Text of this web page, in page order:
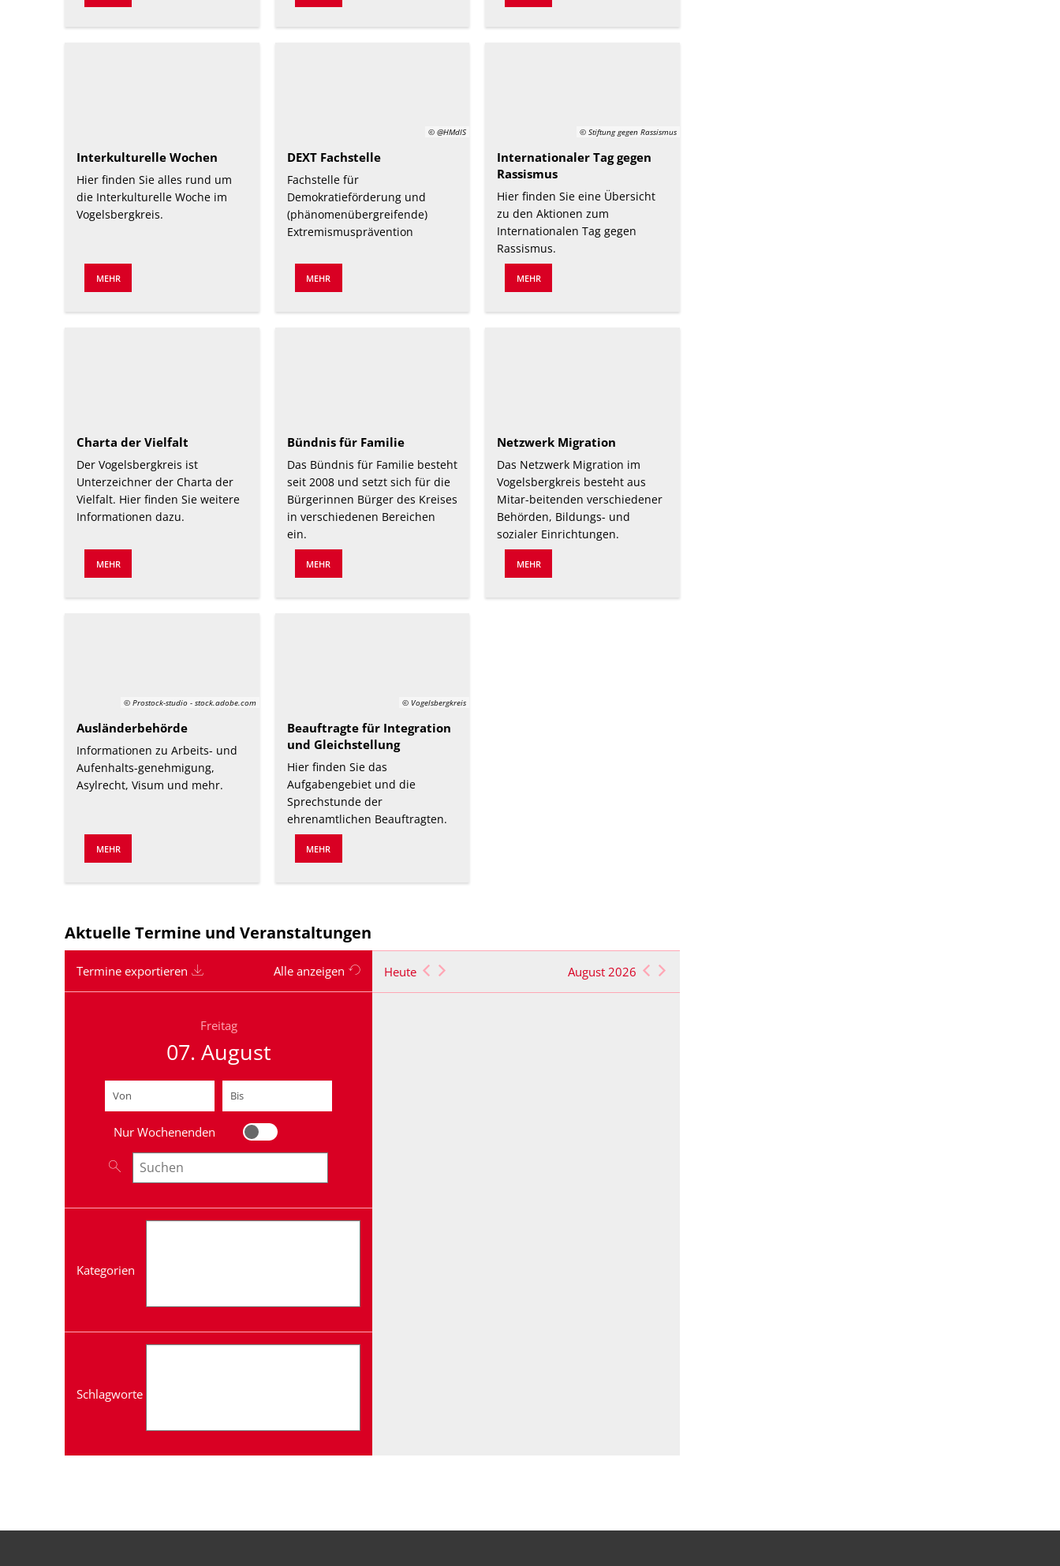
Interkulturelle Wochen
Hier finden Sie alles rund um
die Interkulturelle Woche im
Vogelsbergkreis.
MEHR
© @HMdIS
DEXT Fachstelle
Fachstelle für
Demokratieförderung und
(phänomenübergreifende)
Extremismusprävention
MEHR
© Stiftung gegen Rassismus
Internationaler Tag gegen
Rassismus
Hier finden Sie eine Übersicht
zu den Aktionen zum
Internationalen Tag gegen
Rassismus.
MEHR
Charta der Vielfalt
Der Vogelsbergkreis ist
Unterzeichner der Charta der
Vielfalt. Hier finden Sie weitere
Informationen dazu.
MEHR
Bündnis für Familie
Das Bündnis für Familie besteht
seit 2008 und setzt sich für die
Bürgerinnen Bürger des Kreises
in verschiedenen Bereichen
ein.
MEHR
Netzwerk Migration
Das Netzwerk Migration im
Vogelsbergkreis besteht aus
Mitar-beitenden verschiedener
Behörden, Bildungs- und
sozialer Einrichtungen.
MEHR
© Prostock-studio - stock.adobe.com
Ausländerbehörde
Informationen zu Arbeits- und
Aufenhalts-genehmigung,
Asylrecht, Visum und mehr.
MEHR
© Vogelsbergkreis
Beauftragte für Integration
und Gleichstellung
Hier finden Sie das
Aufgabengebiet und die
Sprechstunde der
ehrenamtlichen Beauftragten.
MEHR
Aktuelle Termine und Veranstaltungen
Termine exportieren Alle anzeigen
Freitag
07. August
Von (Beginndatum eingeben)
Bis
Nur Wochenenden
Nur Wochenenden
Nach Veranstaltungen suchen
Kategorien
Schlagworte
Heute August 2026